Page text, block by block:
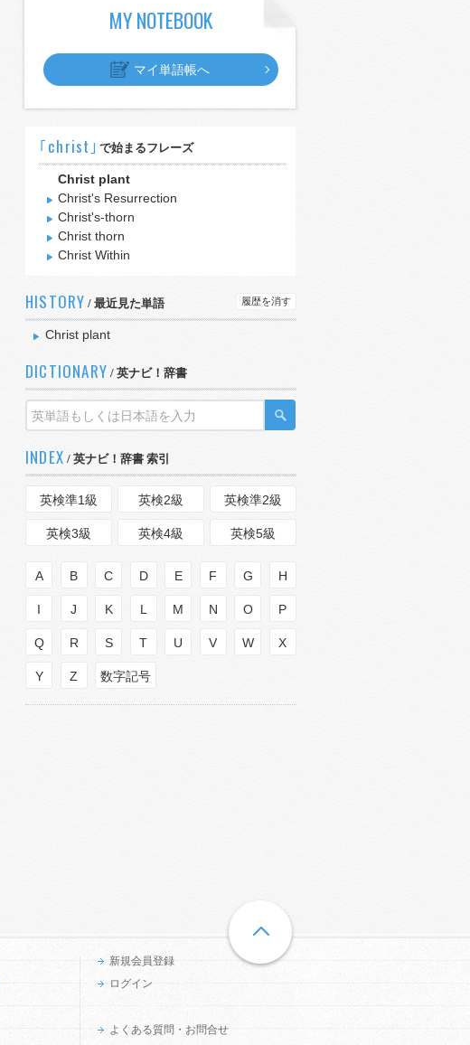
MY NOTEBOOK
マイ単語帳へ
｢christ｣ で始まるフレーズ
Christ plant
Christ's Resurrection
Christ's-thorn
Christ thorn
Christ Within
HISTORY / 最近見た単語 履歴を消す
Christ plant
DICTIONARY / 英ナビ！辞書
INDEX / 英ナビ！辞書 索引
英検準1級 英検2級 英検準2級
英検3級 英検4級 英検5級
A B C D E F G H
I J K L M N O P
Q R S T U V W X
Y Z 数字記号
新規会員登録
ログイン
よくある質問・お問合せ